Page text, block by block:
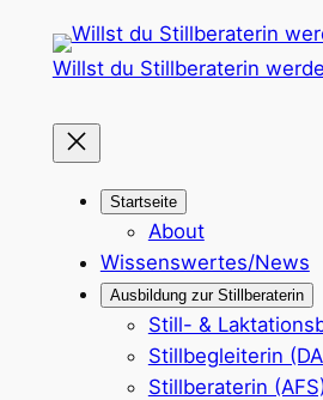
Inhalt
Willst du Stillberaterin
Startseite
About
Wissenswertes/News
Ausbildung zur Stillberaterin
Still- &
Stillbegleiterin
Stillberaterin